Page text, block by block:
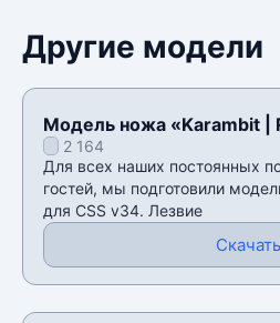
Другие модели
Модель ножа «Karambit |
2 164
Для всех наших постоянных
гостей, мы подготовили
для CSS v34. Лезвие
Скачать